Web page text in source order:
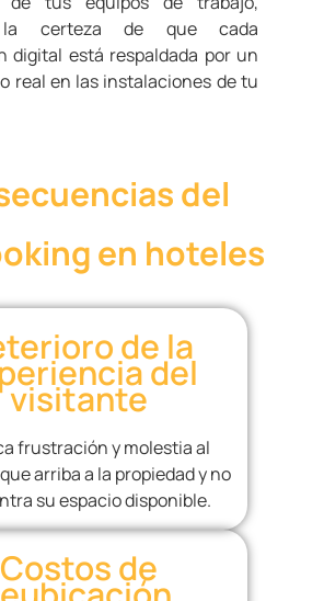
la certeza de que cada
digital está respaldada por un
real en las instalaciones de tu
del
en hoteles
de la
del
visitante
frustración y molestia al
arriba a la propiedad y no
su espacio disponible.
Costos de